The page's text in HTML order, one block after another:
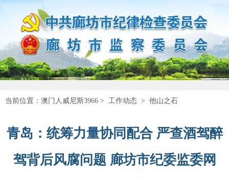
当前位置： 澳门人威尼斯3966 > 工作动态 > 他山之石
青岛：统筹力量协同配合 严查酒驾醉
驾背后风腐问题 廊坊市纪委监委网